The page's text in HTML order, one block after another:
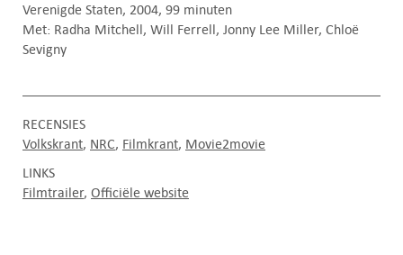
Verenigde Staten, 2004, 99 minuten
Met: Radha Mitchell, Will Ferrell, Jonny Lee Miller, Chloë
Sevigny
RECENSIES
Volkskrant NRC Filmkrant Movie2movie
LINKS
Filmtrailer Officiële website